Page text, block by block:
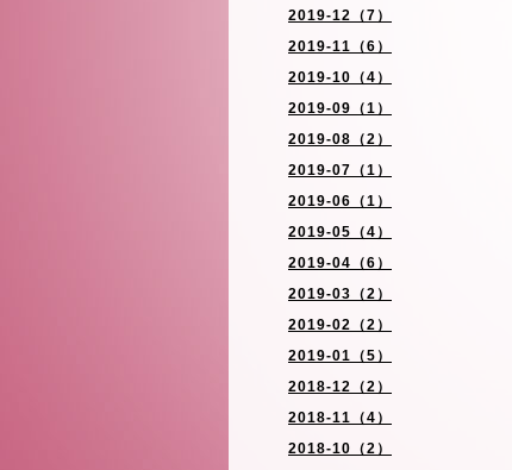
2019-12（7）
2019-11（6）
2019-10（4）
2019-09（1）
2019-08（2）
2019-07（1）
2019-06（1）
2019-05（4）
2019-04（6）
2019-03（2）
2019-02（2）
2019-01（5）
2018-12（2）
2018-11（4）
2018-10（2）